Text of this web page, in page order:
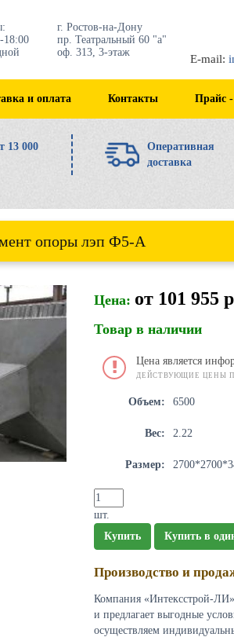
г. Ростов-на-Дону
пр. Театральный 60 "а"
оф. 313, 3-этаж
E-mail:
и оплата Контакты Прайс -
13 000
Оперативная
доставка
опоры лэп Ф5-А
Цена: от 101 955
Товар в наличии
Цена является
ДЕЙСТВУЮЩИЕ ЦЕНЫ
Объем: 6500
Вес: 2.22
Размер:
шт.
Купить
Купить в
Производство и
Компания «Интексстрой-ЛИ»
и предлагает выгодные
осуществляем